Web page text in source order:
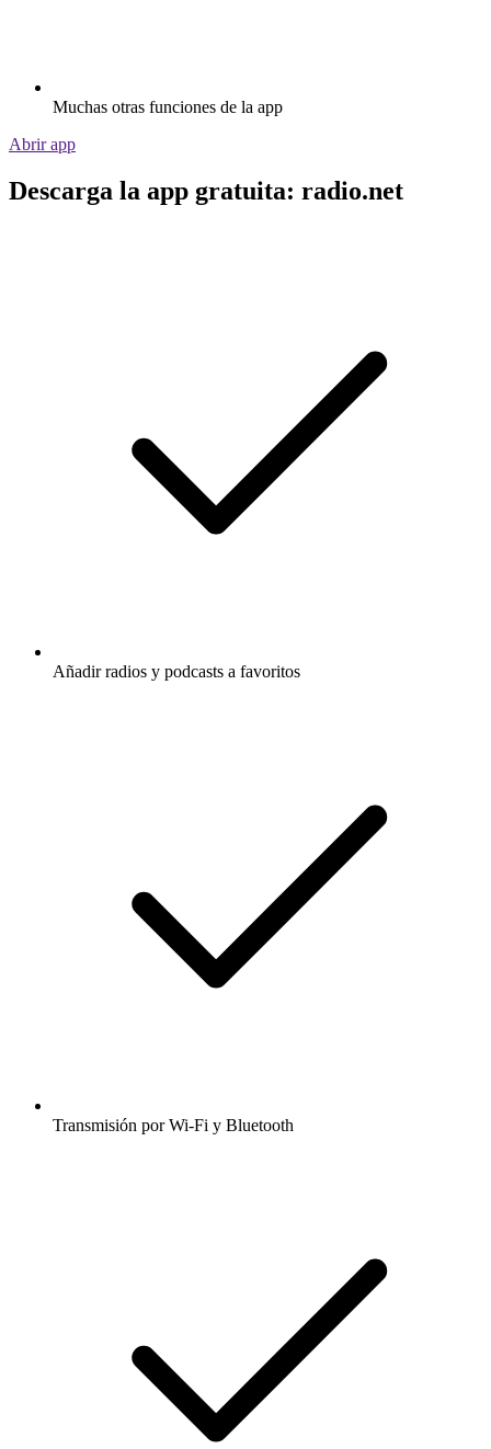
Muchas otras funciones de la app
Abrir app
Descarga la app gratuita: radio.net
Añadir radios y podcasts a favoritos
Transmisión por Wi-Fi y Bluetooth